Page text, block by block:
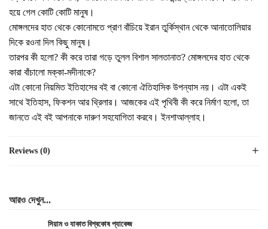
হয়ে গেল কোটি কোটি মানুষ।
মোঙ্গলদের হাত থেকে কোনোমতে প্রাণ বাঁচিয়ে ইরান তুর্কিস্থান থেকে আনাতোলিয়ার
দিকে রওনা দিল কিছু মানুষ।
তারপর কী হলো? কী করে তারা গড়ে তুলল বিশাল সালতানাত? মোঙ্গলদের হাত থেকে
কারা বাঁচালো মক্কা-মদীনাকে?
এটা কোনো নিয়মিত ইতিহাসের বই বা কোনো ঐতিহাসিক উপন্যাস নয়। এটা একই
সাথে ইতিহাস, ফিকশন আর থ্রিলার। আজকের এই পৃথিবী কী করে নির্মাণ হলো, তা
জানতে এই বই আপনাকে দারুণ সহযোগিতা করবে। ইনশাআল্লাহ।
Reviews (0)
আরও দেখুন...
সিয়াম ও যাকাত বিশ্বকোষ প্যাকেজ